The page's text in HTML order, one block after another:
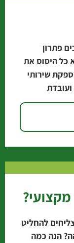
פתרון
כל היסוס את
שירותי
להחליט
הנה כמה